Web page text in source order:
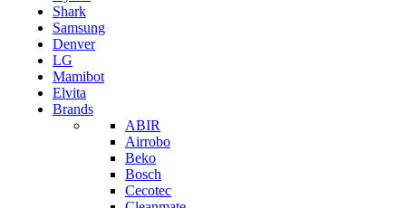
Shark
Samsung
Denver
LG
Mamibot
Elvita
Brands
ABIR
Airrobo
Beko
Bosch
Cecotec